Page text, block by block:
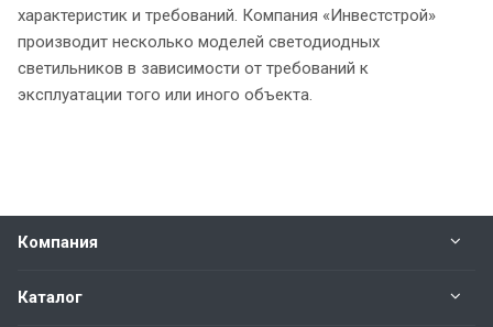
характеристик и требований. Компания «Инвестстрой»
производит несколько моделей светодиодных
светильников в зависимости от требований к
эксплуатации того или иного объекта.
Компания
Каталог